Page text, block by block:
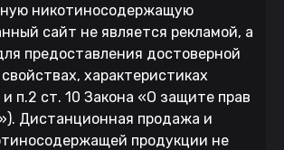
никотиносодержащую
сайт не является рекламой, а
предоставления достоверной
характеристиках
и п.2 ст. 10 Закона «О защите прав
Дистанционная продажа и
продукции не